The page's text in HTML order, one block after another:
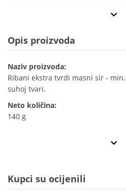
Opis proizvoda
Naziv proizvoda:
Ribani ekstra tvrdi masni sir -
suhoj tvari.
Neto količina:
140 g
Kupci su ocijenili